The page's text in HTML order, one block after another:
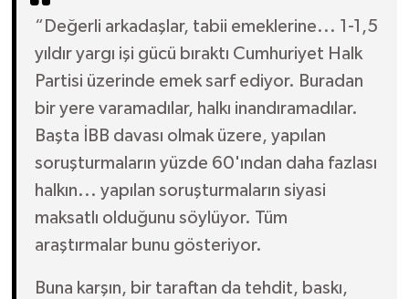
“Değerli arkadaşlar, tabii emeklerine... 1-1,5
yıldır yargı işi gücü bıraktı Cumhuriyet Halk
Partisi üzerinde emek sarf ediyor. Buradan
bir yere varamadılar, halkı inandıramadılar.
Başta İBB davası olmak üzere, yapılan
soruşturmaların yüzde 60'ından daha fazlası
halkın... yapılan soruşturmaların siyasi
maksatlı olduğunu söylüyor. Tüm
araştırmalar bunu gösteriyor.
Buna karşın, bir taraftan da tehdit, baskı,